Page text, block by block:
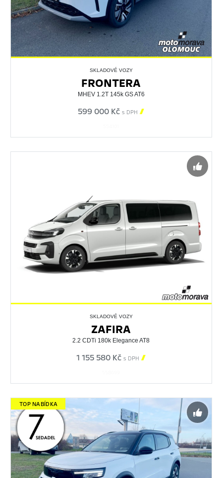
SKLADOVÉ VOZY
FRONTERA
MHEV 1.2T 145k GS AT6
599 000 Kč s DPH 
SKLADOVÉ VOZY
ZAFIRA
2.2 CDTi 180k Elegance AT8
1 155 580 Kč s DPH 
TOP NABÍDKA